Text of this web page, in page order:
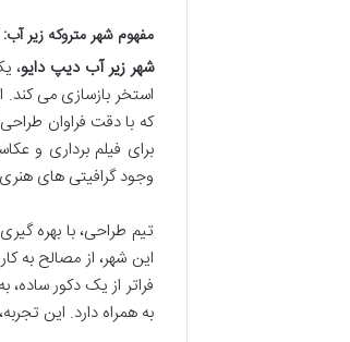
مفهوم شهر متروکه زیر
شهر زیر آب دیپ دایو،
استخر بازسازی می
که با دقت فراوان
برای فیلم برداری و
وجود گرافیتی های
تیم طراحی، با بهره
این شهر، از مصالح به
فراتر از یک دکور
به همراه دارد. این